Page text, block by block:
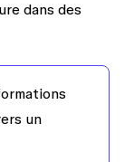
dans des
un